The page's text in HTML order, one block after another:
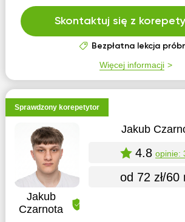
Skontaktuj się z
Bezpłatna lekcja
Więcej informacji
Sprawdzony korepetytor
Jakub
Czarnota
Jakub
4.8 opinie:
od 72 zł/60